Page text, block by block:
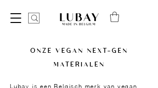
ONZE VEGAN NEXT-GEN
MATERIALEN
Lubay is een Belgisch merk van vegan